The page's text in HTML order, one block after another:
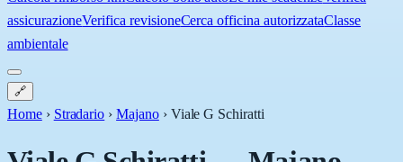
assicurazioneVerifica revisioneCerca officina autorizzataClasse
ambientale
🔗
Home › Stradario › Majano › Viale G Schiratti